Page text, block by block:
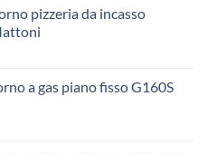
pizzeria da incasso
a gas piano fisso G160S